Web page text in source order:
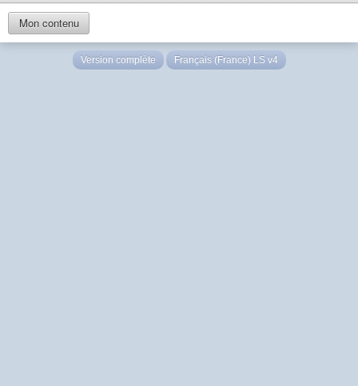
Mon contenu
Version complète Français (France) LS v4